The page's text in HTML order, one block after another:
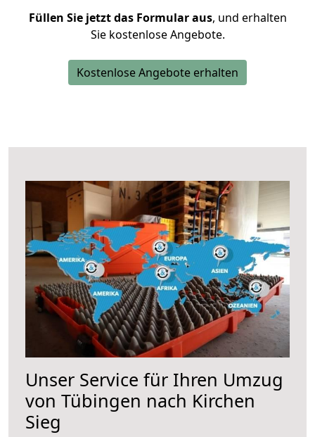
Füllen Sie jetzt das Formular aus, und erhalten
Sie kostenlose Angebote.
Kostenlose Angebote erhalten
Unser Service für Ihren Umzug
von Tübingen nach Kirchen
Sieg